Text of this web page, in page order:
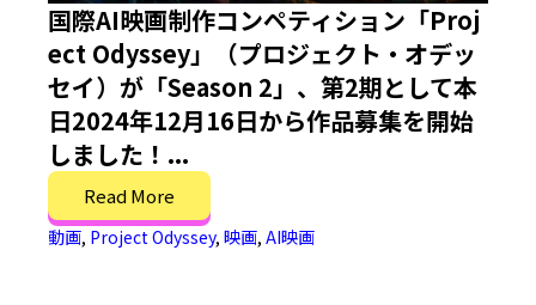
国際AI映画制作コンペティション「Proj
ect Odyssey」（プロジェクト・オデッ
セイ）が「Season 2」、第2期として本
日2024年12月16日から作品募集を開始
しました！...
Read More
動画, Project Odyssey, 映画, AI映画